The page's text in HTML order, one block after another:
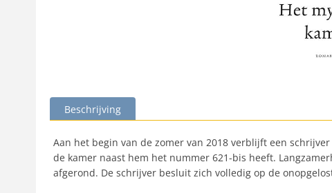
Beschrijving
Aan het begin van de zomer van 2018 verblijft een
de kamer naast hem het nummer 621-bis heeft.
afgerond. De schrijver besluit zich volledig op de